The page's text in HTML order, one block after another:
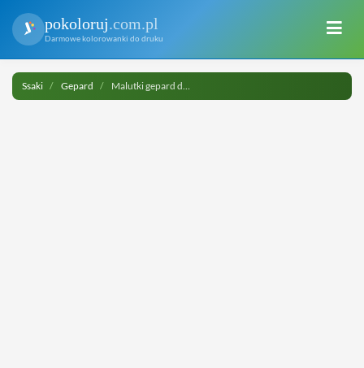
pokoloruj.com.pl
Darmowe kolorowanki do druku
Ssaki Gepard Malutki gepard do druku